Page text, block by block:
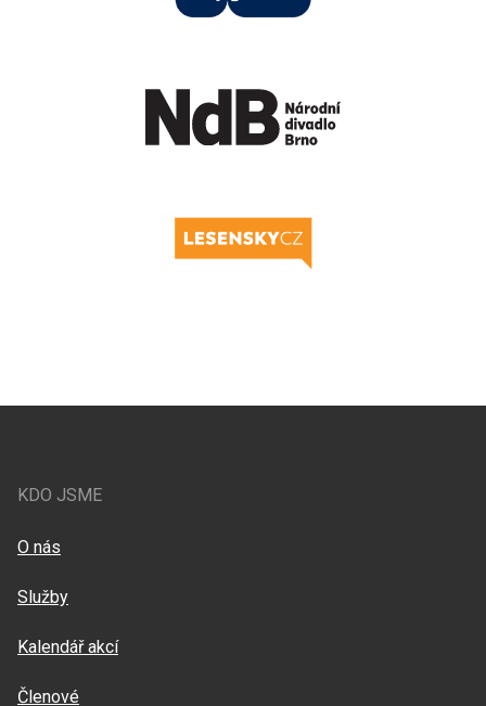
KDO JSME
O nás
Služby
Kalendář akcí
Členové